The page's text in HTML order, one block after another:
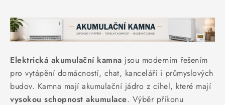
VYTÁPĚNÍ
VYPÍNAČE
ELEKTROMATERIÁL
Elektrická akumulační kamna jsou moderním řešením
pro vytápění domácností, chat, kanceláří i průmyslových
budov. Kamna mají akumulační jádro z cihel, které mají
vysokou schopnost akumulace. Výběr příkonu